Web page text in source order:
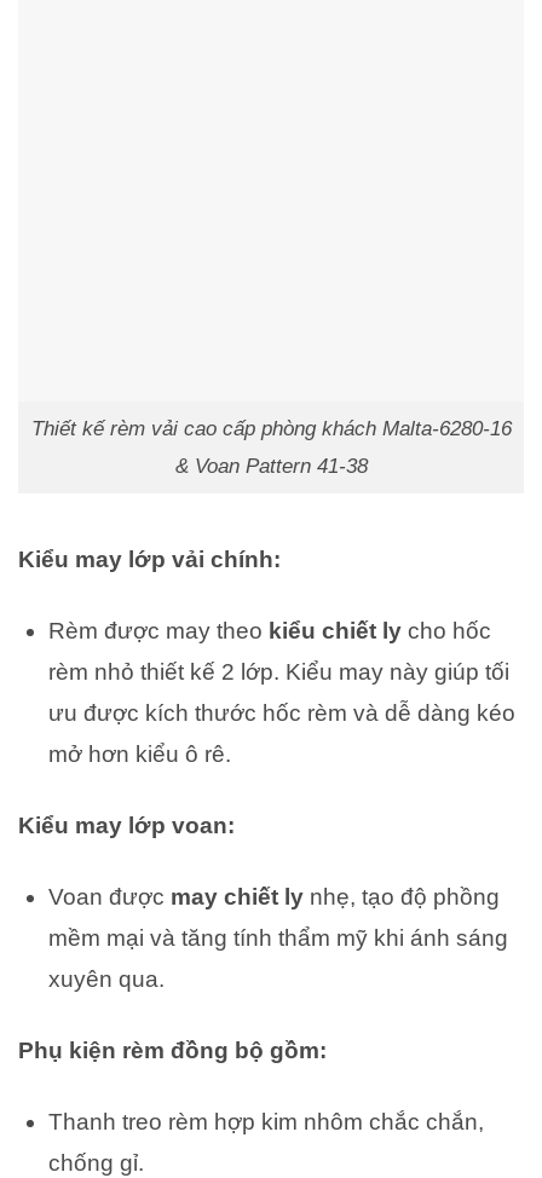
Thiết kế rèm vải cao cấp phòng khách Malta-6280-16
& Voan Pattern 41-38
Kiểu may lớp vải chính:
Rèm được may theo kiểu chiết ly cho hốc
rèm nhỏ thiết kế 2 lớp. Kiểu may này giúp tối
ưu được kích thước hốc rèm và dễ dàng kéo
mở hơn kiểu ô rê.
Kiểu may lớp voan:
Voan được may chiết lynhẹ, tạo độ phồng
mềm mại và tăng tính thẩm mỹ khi ánh sáng
xuyên qua.
Phụ kiện rèm đồng bộ gồm:
Thanh treo rèm hợp kim nhôm chắc chắn,
chống gỉ.